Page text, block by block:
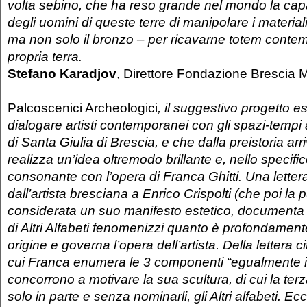
volta sebino, che ha reso grande nel mondo la
degli uomini di queste terre di manipolare i
ma non solo il bronzo – per ricavarne totem
propria terra.
Stefano Karadjov, Direttore Fondazione Brescia
Palcoscenici Archeologici, il suggestivo progetto
dialogare artisti contemporanei con gli spazi-tempi
di Santa Giulia di Brescia, e che dalla preistoria
realizza un’idea oltremodo brillante e, nello
consonante con l’opera di Franca Ghitti. Una
dall’artista bresciana a Enrico Crispolti (che poi la
considerata un suo manifesto estetico,
di Altri Alfabeti fenomenizzi quanto è
origine e governa l’opera dell’artista. Della lettera
cui Franca enumera le 3 componenti “egualmente
concorrono a motivare la sua scultura, di cui la
solo in parte e senza nominarli, gli Altri alfabeti.